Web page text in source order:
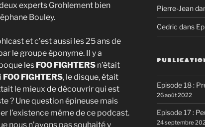
experts Grohlement bien
Bouley.
et c’est aussi les 25 ans de
le groupe éponyme. Il y a
les FOO FIGHTERS n’était
FOO FIGHTERS, le disque, était
le mieux de découvrir qui est
? Une question épineuse mais
l’existence même de ce podcast.
nous n’avons pas souhaité y
Pierre-Jean
Cedric dans
Episode 18 :
26 août 2022
Episode 17 :
24 septembre